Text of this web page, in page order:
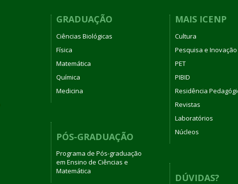
GRADUAÇÃO
Ciências Biológicas
Física
Matemática
Química
Medicina
PÓS-GRADUAÇÃO
Programa de Pós-graduação
em Ensino de Ciências e
Matemática
MAIS ICENP
Cultura
Pesquisa e Inovação
PET
PIBID
Residência
Revistas
Laboratórios
Núcleos
DÚVIDAS?